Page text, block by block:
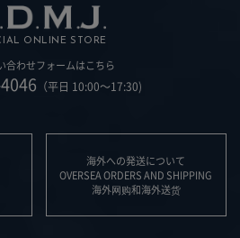
ONLINE STORE
合わせフォームはこちら
（平日 10:00～17:30)
海外への発送について
OVERSEA ORDERS AND SHIPPING
海外网购和海外送货